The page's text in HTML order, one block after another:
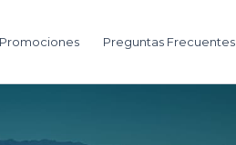
Promociones Preguntas Frecuentes